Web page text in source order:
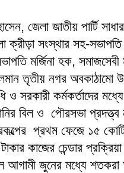
জেলা জাতীয় পার্টি
ক্রীড়া সংস্থার সহ-
মর্জিনা হক,
তৃতীয় নগর অবকাঠামো
ও সরকারী কর্মকর্তাদের
বিল ও পৌরসভা
প্রথম ফেজে ১৫
কাজের চেন্ডার
আগামী জুনের মধ্যে শতকরা